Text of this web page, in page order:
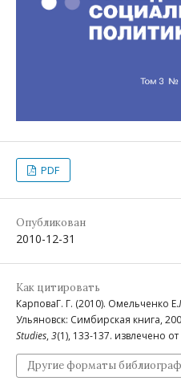
PDF
Опубликован
2010-12-31
Как цитировать
КарповаГ. Г. (2010). Омельченко
Ульяновск: Симбирская книга,
Studies, 3(1), 133-137. извлечено
Другие форматы